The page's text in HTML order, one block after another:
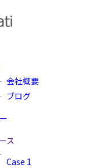
会社概要
ブログ
ス
Case 1
建設・測量展
展のお知らせ